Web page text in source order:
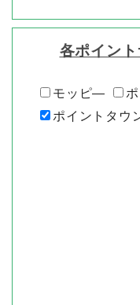
各ポイン
モッピ―
ポイントタウ